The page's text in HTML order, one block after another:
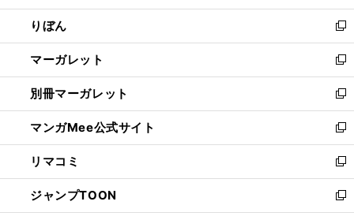
開
く
ウ
で
開
く
ン
ド
ウ
で
開
く
ウ
ィ
ン
ド
ウ
で
開
く
りぼん
新
し
い
ウ
ィ
ン
ド
ウ
で
開
く
マーガレット
新
し
い
ウ
ィ
ン
ド
ウ
で
開
別冊マーガレット
新
し
い
ウ
ィ
ン
ド
ウ
マンガMee公式サイト
新
し
い
ウ
ィ
ン
リマコミ
新
し
い
ウ
ジャンプTOON
新
し